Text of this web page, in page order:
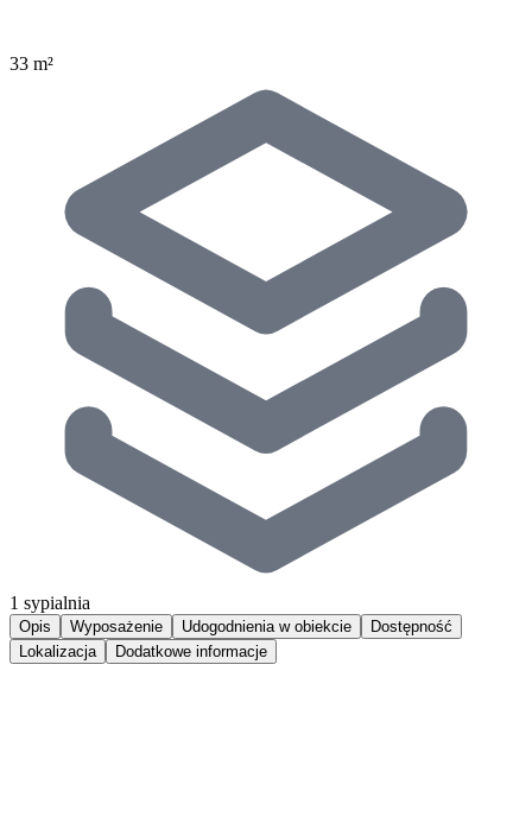
33 m²
1 sypialnia
Opis Wyposażenie Udogodnienia w obiekcie
Dostępność
Lokalizacja
Dodatkowe informacje